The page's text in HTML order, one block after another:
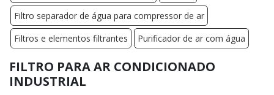
Filtro separador de água para compressor de ar
Filtros e elementos filtrantes
Purificador de ar com água
FILTRO PARA AR CONDICIONADO
INDUSTRIAL